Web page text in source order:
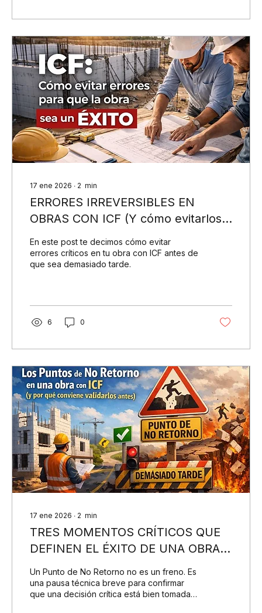
17 ene 2026 ∙ 2 min
ERRORES IRREVERSIBLES EN
OBRAS CON ICF (Y cómo evitarlos
antes de que sea demasiado tarde)
En este post te decimos cómo evitar
errores críticos en tu obra con ICF antes de
que sea demasiado tarde.
6 0
17 ene 2026 ∙ 2 min
TRES MOMENTOS CRÍTICOS QUE
DEFINEN EL ÉXITO DE UNA OBRA
CON ICF
Un Punto de No Retorno no es un freno. Es
una pausa técnica breve para confirmar
que una decisión crítica está bien tomada